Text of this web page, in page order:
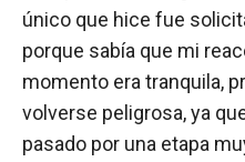
único que hice fue
porque sabía que mi
momento era tranquila,
volverse peligrosa, ya
pasado por una etapa